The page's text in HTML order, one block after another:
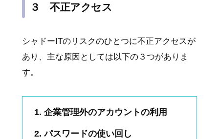
３ 不正アクセス
シャドーITのリスクのひとつに不正アクセスが
あり、主な原因としては以下の３つがありま
す。
企業管理外のアカウントの利用
パスワードの使い回し